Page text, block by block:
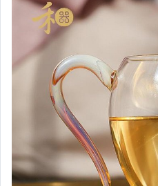
嬰幼兒與孕婦
汽機車精品百貨
居家、家具與園藝
玩具、模型與公仔
男性精品與服飾
女裝與服飾配件
偶像、球員卡與郵幣